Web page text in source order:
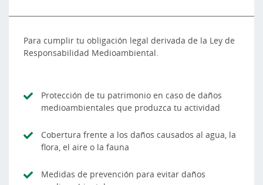
Para cumplir tu obligación legal derivada de la Ley de
Responsabilidad Medioambiental.
Protección de tu patrimonio en caso de daños
medioambientales que produzca tu actividad
Cobertura frente a los daños causados al agua, la
flora, el aire o la fauna
Medidas de prevención para evitar daños